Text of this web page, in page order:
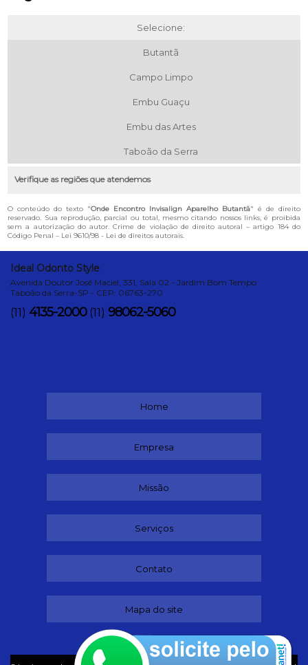
Selecione:
Butantã
Campo Limpo
Embu Guaçu
Embu das Artes
Taboão da Serra
Verifique as regiões que atendemos
O conteúdo do texto "Onde Encontro Invisalign Aparelho Butantã" é de direito
reservado. Sua reprodução, parcial ou total, mesmo citando nossos links, é proibida
sem a autorização do autor. Crime de violação de direito autoral – artigo 184 do
Código Penal – Lei 9610/98 - Lei de direitos autorais.
Ideal Odonto Style
Avenida Doutor José Maciel, 331, Sala 02 - Jardim Bom Tempo
Taboão da Serra-SP - CEP: 06763-270
(11) 4135-2000 (11) 98062-5060
Home
Empresa
Missão
Serviços
Contato
Mapa do site